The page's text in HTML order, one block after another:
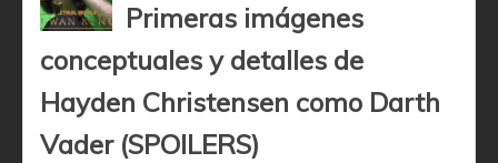
Primeras imágenes
conceptuales y detalles de
Hayden Christensen como Darth
Vader (SPOILERS)